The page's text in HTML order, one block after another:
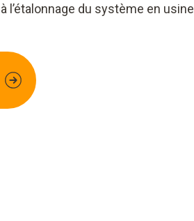
l’étalonnage du système en usine